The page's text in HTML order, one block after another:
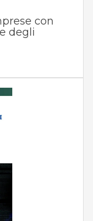
con
degli